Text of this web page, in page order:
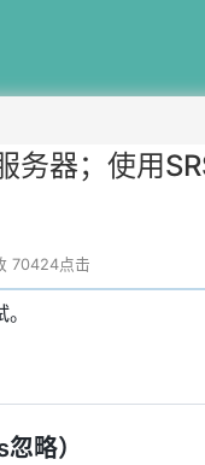
务器；使用
70424点击
略）